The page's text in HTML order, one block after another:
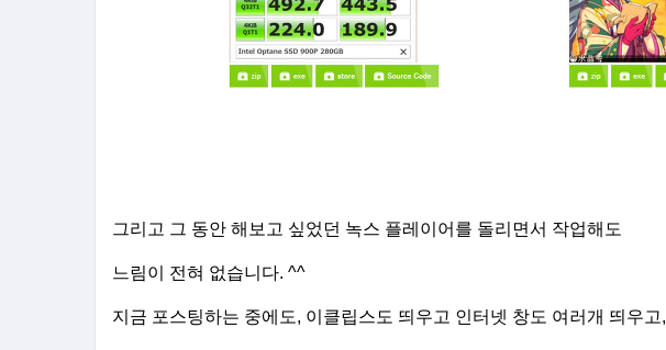
그리고 그 동안 해보고 싶었던 녹스 플레이어를 돌리면서 작업해도
느림이 전혀 없습니다. ^^
지금 포스팅하는 중에도, 이클립스도 띄우고 인터넷 창도 여러개 띄우고,